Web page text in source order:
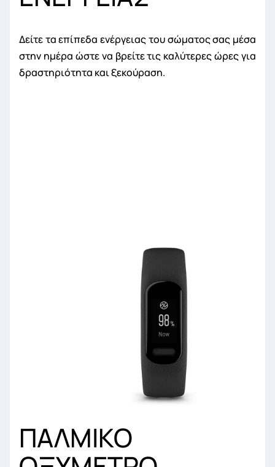
Δείτε τα επίπεδα ενέργειας του σώματος σας μέσα
στην ημέρα ώστε να βρείτε τις καλύτερες ώρες για
δραστηριότητα και ξεκούραση.
ΠΑΛΜΙΚΟ